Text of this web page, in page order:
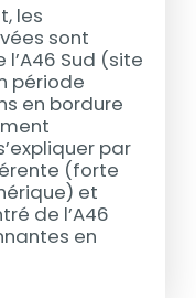
les
sont
Sud (site
période
en bordure
par
(forte
et
de l’A46
en